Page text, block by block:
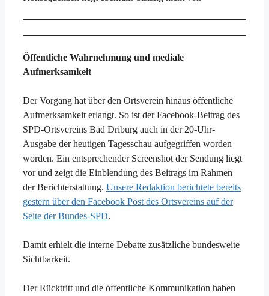
Öffentliche Wahrnehmung und mediale
Aufmerksamkeit
Der Vorgang hat über den Ortsverein hinaus öffentliche
Aufmerksamkeit erlangt. So ist der Facebook-Beitrag des
SPD-Ortsvereins Bad Driburg auch in der 20-Uhr-
Ausgabe der heutigen Tagesschau aufgegriffen worden
worden. Ein entsprechender Screenshot der Sendung liegt
vor und zeigt die Einblendung des Beitrags im Rahmen
der Berichterstattung. Unsere Redaktion berichtete bereits
gestern über den Facebook Post des Ortsvereins auf der
Seite der Bundes-SPD.
Damit erhielt die interne Debatte zusätzliche bundesweite
Sichtbarkeit.
Der Rücktritt und die öffentliche Kommunikation haben